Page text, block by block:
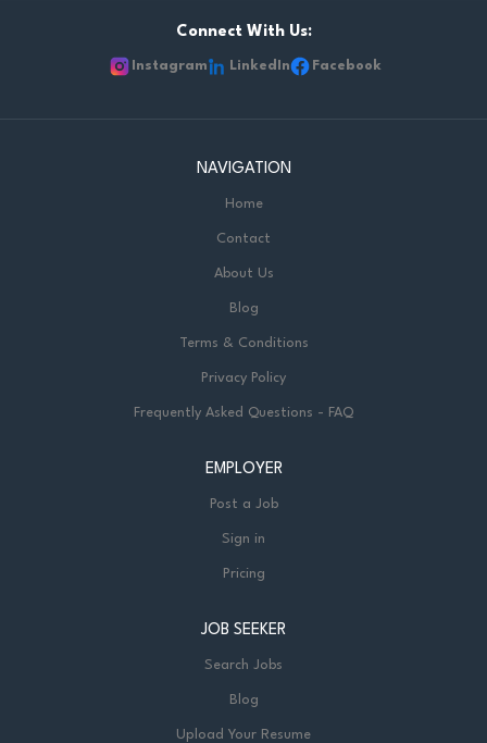
the technician performs analyses, extractions, specific
operations and reports to monitor or comply with the
Connect With Us:
Instagram LinkedIn Facebook
NAVIGATION
Home
Contact
About Us
Blog
Terms & Conditions
Privacy Policy
Frequently Asked Questions - FAQ
EMPLOYER
Post a Job
Sign in
Pricing
JOB SEEKER
Search Jobs
Blog
Upload Your Resume